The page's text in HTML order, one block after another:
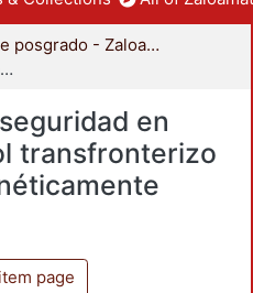
Tesis de posgrado - Zaloamati
La política de bioseguridad en México: el control transfronterizo de los granos genéticamente modificados
en
transfronterizo
page